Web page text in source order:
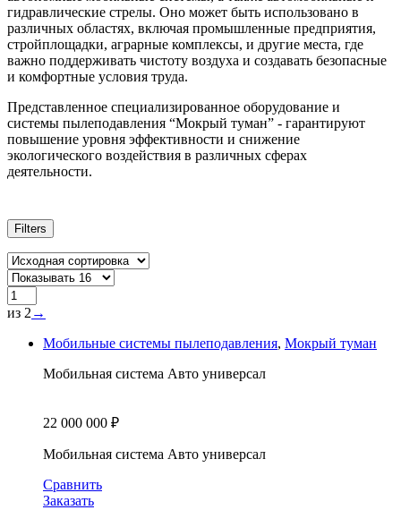
гидравлические стрелы. Оно может быть использовано в
различных областях, включая промышленные предприятия,
стройплощадки, аграрные комплексы, и другие места, где
важно поддерживать чистоту воздуха и создавать безопасные
и комфортные условия труда.
Представленное специализированное оборудование и
системы пылеподавления “Мокрый туман” - гарантируют
повышение уровня эффективности и снижение
экологического воздействия в различных сферах
деятельности.
Filters
из 2 →
Мобильные системы пылеподавления, Мокрый туман
Мобильная система Авто универсал
22 000 000 ₽
Мобильная система Авто универсал
Сравнить
Заказать